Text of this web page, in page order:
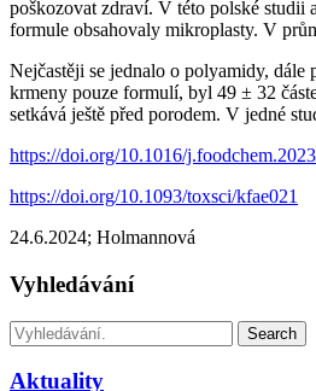
poškozovat zdraví. V této polské studii
formule obsahovaly mikroplasty. V
Nejčastěji se jednalo o polyamidy,
krmeny pouze formulí, byl 49 ± 32
setkává ještě před porodem. V jedné
https://doi.org/10.1016/
https://doi.org/10.1093/toxsci/kfae021
24.6.2024; Holmannová
Vyhledávání
Search
Aktuality